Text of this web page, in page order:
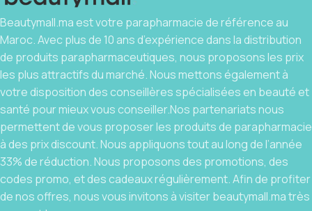
Beautymall.ma est votre parapharmacie de référence au
Maroc. Avec plus de 10 ans d’expérience dans la distribution
de produits parapharmaceutiques, nous proposons les prix
les plus attractifs du marché. Nous mettons également à
votre disposition des conseillères spécialisées en beauté et
santé pour mieux vous conseiller.Nos partenariats nous
permettent de vous proposer les produits de parapharmacie
à des prix discount. Nous appliquons tout au long de l’année
33% de réduction. Nous proposons des promotions, des
codes promo, et des cadeaux régulièrement. Afin de profiter
de nos offres, nous vous invitons à visiter beautymall.ma très